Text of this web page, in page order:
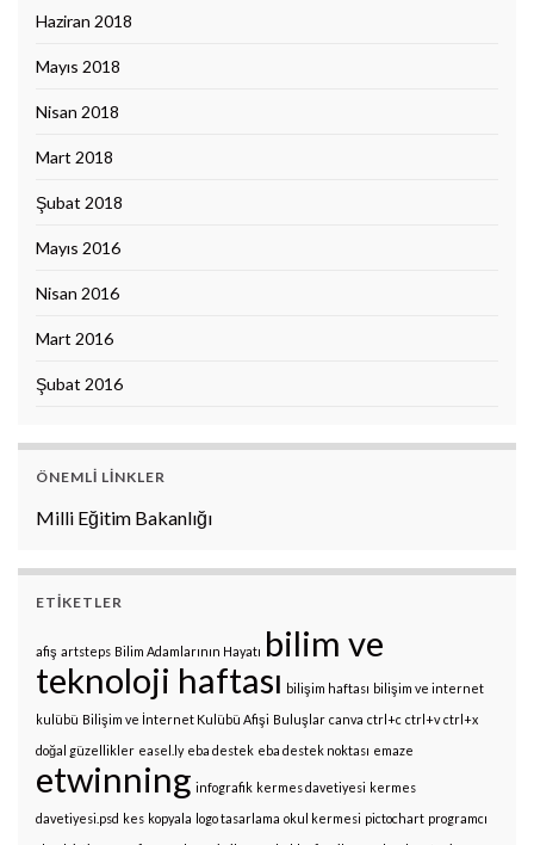
Haziran 2018
Mayıs 2018
Nisan 2018
Mart 2018
Şubat 2018
Mayıs 2016
Nisan 2016
Mart 2016
Şubat 2016
ÖNEMLI LINKLER
Milli Eğitim Bakanlığı
ETIKETLER
afiş artsteps Bilim Adamlarının Hayatı bilim ve
teknoloji haftası bilişim haftası bilişim ve internet
kulübü Bilişim ve İnternet Kulübü Afişi Buluşlar canva ctrl+c ctrl+v ctrl+x
doğal güzellikler easel.ly eba destek eba destek noktası emaze
etwinning infografik kermes davetiyesi kermes
davetiyesi.psd kes kopyala logo tasarlama okul kermesi pictochart programcı